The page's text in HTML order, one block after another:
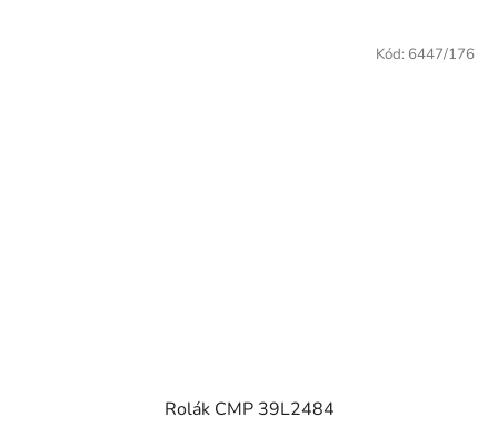
Rolák CMP 39L2484
Kód: 6447/176